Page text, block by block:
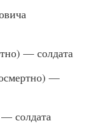
— солдата
—
солдата